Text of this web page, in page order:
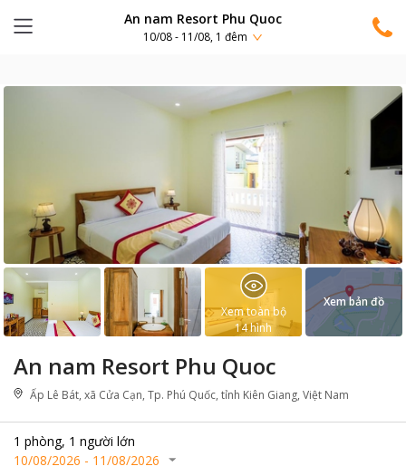
An nam Resort Phu Quoc
10/08 - 11/08, 1 đêm
An nam Resort Phu Quoc
Ấp Lê Bát, xã Cửa Cạn, Tp. Phú Quốc, tỉnh Kiên Giang, Việt Nam
1 phòng, 1 người lớn
10/08/2026 - 11/08/2026
Xem toàn bộ
14hình
Xem bản đồ